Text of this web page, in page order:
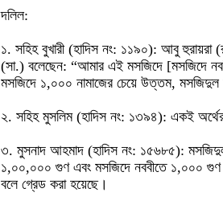
দলিল:
১. সহিহ বুখারী (হাদিস নং: ১১৯০): আবু হুরায়রা
(সা.) বলেছেন: “আমার এই মসজিদে [মসজিদে
মসজিদে ১,০০০ নামাজের চেয়ে উত্তম, মসজিদুল
২. সহিহ মুসলিম (হাদিস নং: ১৩৯৪): একই
৩. মুসনাদ আহমাদ (হাদিস নং: ১৫৬৮৫): মসজিদুল
১,০০,০০০ গুণ এবং মসজিদে নববীতে ১,০০০ গুণ
বলে গ্রেড করা হয়েছে।